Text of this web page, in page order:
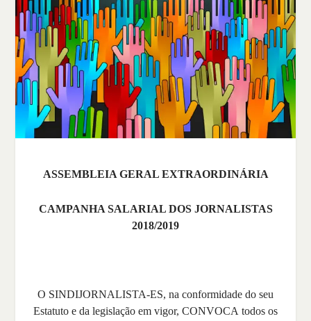
ASSEMBLEIA GERAL EXTRAORDINÁRIA
CAMPANHA SALARIAL DOS JORNALISTAS
2018/2019
O SINDIJORNALISTA-ES, na conformidade do seu
Estatuto e da legislação em vigor, CONVOCA todos os